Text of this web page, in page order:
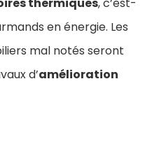
thermiques, c’est-
en énergie. Les
mal notés seront
d’amélioration